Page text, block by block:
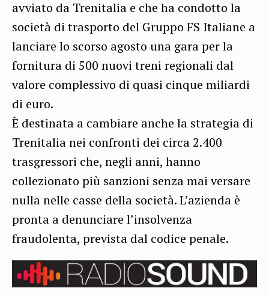
avviato da Trenitalia e che ha condotto la
società di trasporto del Gruppo FS Italiane a
lanciare lo scorso agosto una gara per la
fornitura di 500 nuovi treni regionali dal
valore complessivo di quasi cinque miliardi
di euro.
È destinata a cambiare anche la strategia di
Trenitalia nei confronti dei circa 2.400
trasgressori che, negli anni, hanno
collezionato più sanzioni senza mai versare
nulla nelle casse della società. L’azienda è
pronta a denunciare l’insolvenza
fraudolenta, prevista dal codice penale.